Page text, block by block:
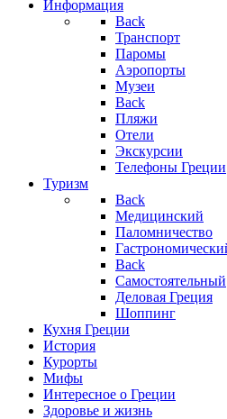
Информация
Back
Транспорт
Паромы
Аэропорты
Музеи
Back
Пляжи
Отели
Экскурсии
Телефоны Греции
Туризм
Back
Медицинский
Паломничество
Back
Самостоятельный
Деловая Греция
Шоппинг
Кухня Греции
История
Курорты
Мифы
Интересное о Греции
Здоровье и жизнь